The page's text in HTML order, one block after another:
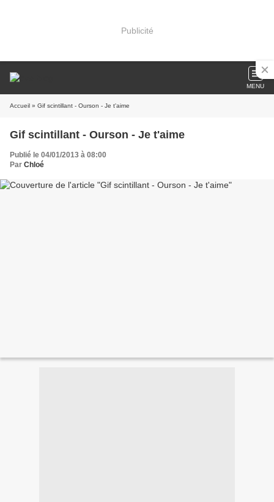
Publicité
MENU
Accueil » Gif scintillant - Ourson - Je t'aime
Gif scintillant - Ourson - Je t'aime
Publié le 04/01/2013 à 08:00
Par Chloé